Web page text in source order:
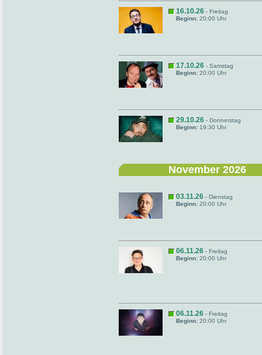
16.10.26 - Freitag
Beginn: 20:00 Uhr
17.10.26 - Samstag
Beginn: 20:00 Uhr
29.10.26 - Donnerstag
Beginn: 19:30 Uhr
November 2026
03.11.26 - Dienstag
Beginn: 20:00 Uhr
06.11.26 - Freitag
Beginn: 20:00 Uhr
06.11.26 - Freitag
Beginn: 20:00 Uhr